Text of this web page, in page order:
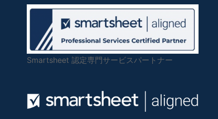
Smartsheet 認定専門サービスパートナー